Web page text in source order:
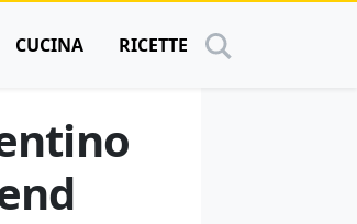
CUCINA RICETTE